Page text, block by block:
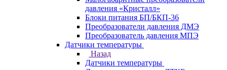
давления «Кристалл»
Блоки питания БП/БКП-36
Преобразователи давления ДМЭ
Преобразователь давления МПЭ
Датчики температуры
Назад
Датчики температуры